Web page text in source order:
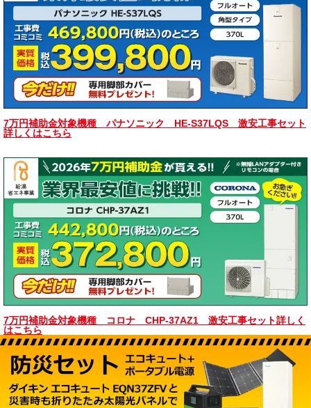
7万円補助金対象機種 パナソニック HE-S37LQS 激安工事セット
詳しくはこちら
7万円補助金対象機種 コロナ CHP-37AZ1 激安工事セット詳しく
はこちら